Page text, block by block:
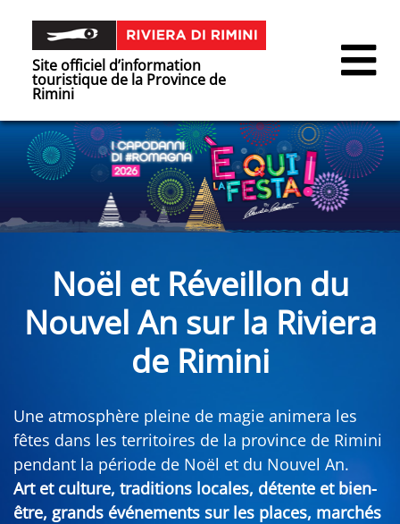
Site officiel d’information
touristique de la Province de
Rimini
Noël et Réveillon du
Nouvel An sur la Riviera
de Rimini
Une atmosphère pleine de magie animera les
fêtes dans les territoires de la province de Rimini
pendant la période de Noël et du Nouvel An.
Art et culture, traditions locales, détente et bien-
être, grands événements sur les places, marchés